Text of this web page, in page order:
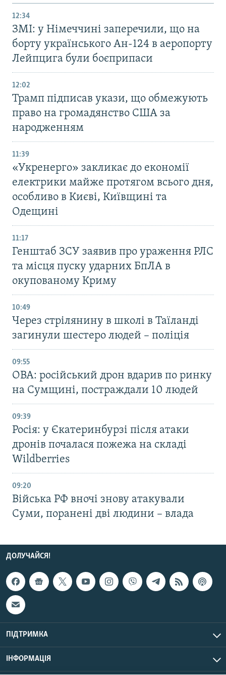
12:34
ЗМІ: у Німеччині заперечили, що на
борту українського Ан-124 в аеропорту
Лейпцига були боєприпаси
12:02
Трамп підписав укази, що обмежують
право на громадянство США за
народженням
11:39
«Укренерго» закликає до економії
електрики майже протягом всього дня,
особливо в Києві, Київщині та
Одещині
11:17
Генштаб ЗСУ заявив про ураження РЛС
та місця пуску ударних БпЛА в
окупованому Криму
10:49
Через стрілянину в школі в Таїланді
загинули шестеро людей – поліція
09:55
ОВА: російський дрон вдарив по ринку
на Сумщині, постраждали 10 людей
09:39
Росія: у Єкатеринбурзі після атаки
дронів почалася пожежа на складі
Wildberries
09:20
Війська РФ вночі знову атакували
Суми, поранені дві людини – влада
ДОЛУЧАЙСЯ!
ПІДТРИМКА
ІНФОРМАЦІЯ